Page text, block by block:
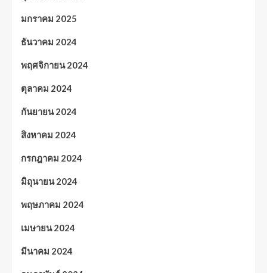
มกราคม 2025
ธันวาคม 2024
พฤศจิกายน 2024
ตุลาคม 2024
กันยายน 2024
สิงหาคม 2024
กรกฎาคม 2024
มิถุนายน 2024
พฤษภาคม 2024
เมษายน 2024
มีนาคม 2024